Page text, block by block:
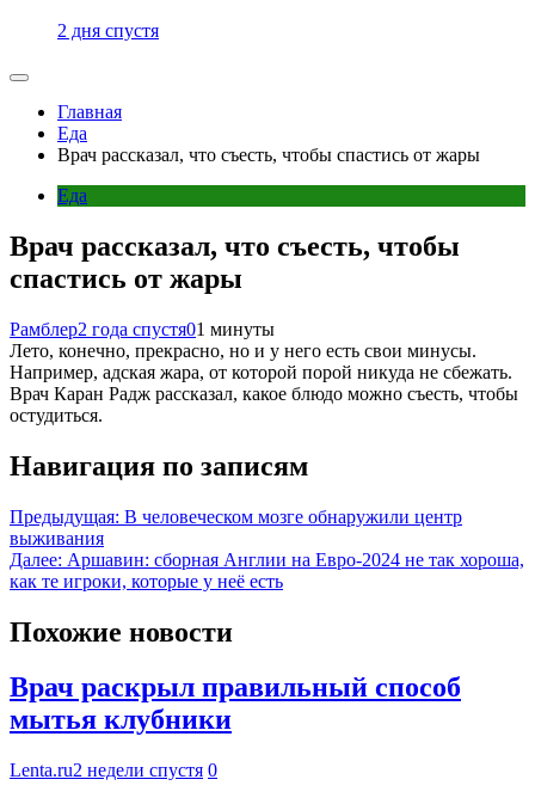
2 дня спустя
Главная
Еда
Врач рассказал, что съесть, чтобы спастись от жары
Еда
Врач рассказал, что съесть, чтобы
спастись от жары
Рамблер2 года спустя01 минуты
Лето, конечно, прекрасно, но и у него есть свои минусы.
Например, адская жара, от которой порой никуда не сбежать.
Врач Каран Радж рассказал, какое блюдо можно съесть, чтобы
остудиться.
Навигация по записям
Предыдущая: В человеческом мозге обнаружили центр
выживания
Далее: Аршавин: сборная Англии на Евро-2024 не так хороша,
как те игроки, которые у неё есть
Похожие новости
Врач раскрыл правильный способ
мытья клубники
Lenta.ru2 недели спустя 0